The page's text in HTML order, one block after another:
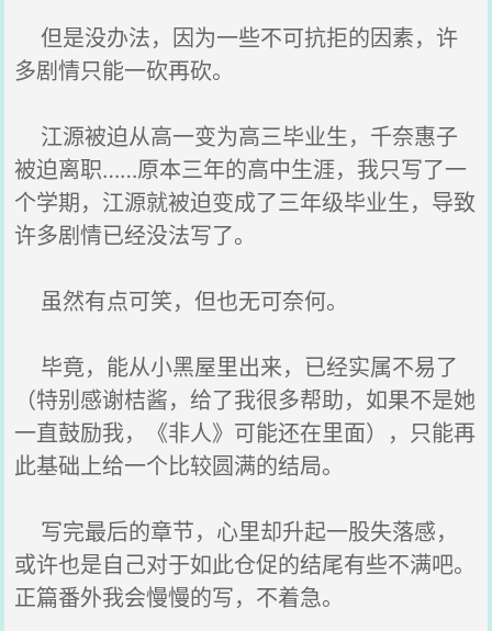
但是没办法，因为一些不可抗拒的因素，许
多剧情只能一砍再砍。
江源被迫从高一变为高三毕业生，千奈惠子
被迫离职……原本三年的高中生涯，我只写了一
个学期，江源就被迫变成了三年级毕业生，导致
许多剧情已经没法写了。
虽然有点可笑，但也无可奈何。
毕竟，能从小黑屋里出来，已经实属不易了
（特别感谢桔酱，给了我很多帮助，如果不是她
一直鼓励我，《非人》可能还在里面），只能再
此基础上给一个比较圆满的结局。
写完最后的章节，心里却升起一股失落感，
或许也是自己对于如此仓促的结尾有些不满吧。
正篇番外我会慢慢的写，不着急。